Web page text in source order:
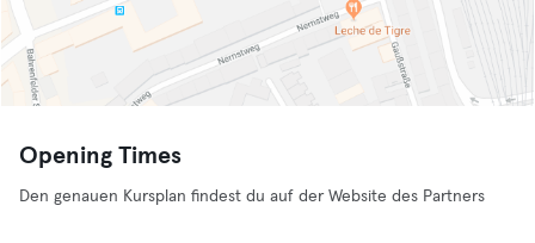
Opening Times
Den genauen Kursplan findest du auf der Website des Partners